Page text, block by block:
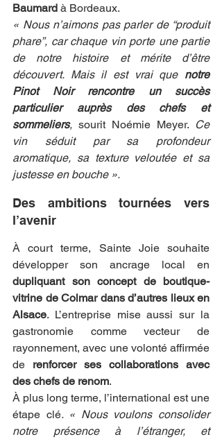
Baumard à Bordeaux.
« Nous n’aimons pas parler de “produit
phare”, car chaque vin porte une partie
de notre histoire et mérite d’être
découvert. Mais il est vrai que notre
Pinot Noir rencontre un succès
particulier auprès des chefs et
sommeliers, sourit Noémie Meyer. Ce
vin séduit par sa profondeur
aromatique, sa texture veloutée et sa
justesse en bouche ».
Des ambitions tournées vers
l’avenir
À court terme, Sainte Joie souhaite
dupliquant son concept de boutique-
vitrine de Colmar dans d’autres lieux en
Alsace. L’entreprise mise aussi sur la
gastronomie comme vecteur de
rayonnement, avec une volonté affirmée
de renforcer ses collaborations avec
des chefs de renom.
À plus long terme, l’international est une
étape clé. « Nous voulons consolider
notre présence à l’étranger, et